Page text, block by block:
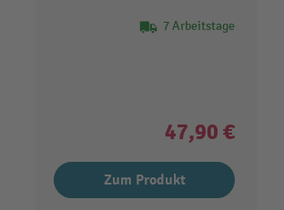
7 Arbeitstage
47,90 €
Zum Produkt